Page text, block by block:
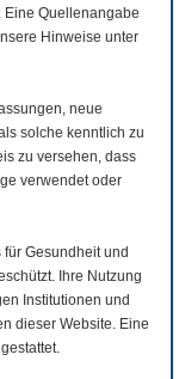
Quellenangabe
Hinweise unter
neue
solche kenntlich zu
zu versehen, dass
verwendet oder
Gesundheit und
Ihre Nutzung
Institutionen und
dieser Website. Eine